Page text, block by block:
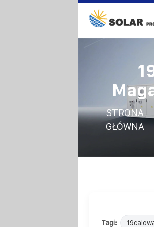
STRONA
GŁÓWNA
Tagi: